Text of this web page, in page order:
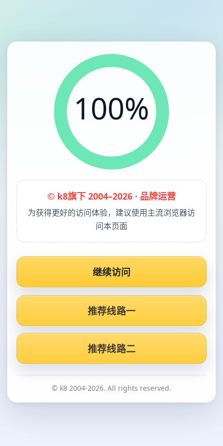
100%
© k8旗下 2004–2026 · 品牌运营
为获得更好的访问体验，建议使用主流浏览器访
问本页面
继续访问
推荐线路一
推荐线路二
© k8 2004-2026. All rights reserved.